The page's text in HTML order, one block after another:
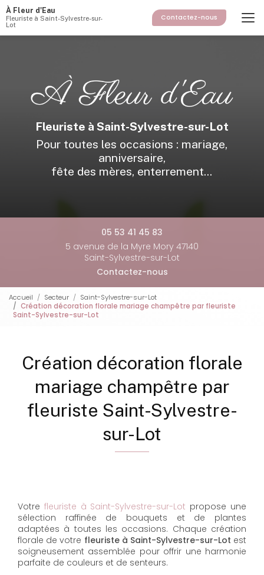
Aller
au
contenu
principal
À Fleur d'Eau
Fleuriste à Saint-Sylvestre-sur-
Lot
Contactez-nous
Fleuriste à Saint-Sylvestre-sur-Lot
Pour toutes les occasions : mariage,
anniversaire,
fête des mères, enterrement...
05 53 41 45 83
5 avenue de la Myre Mory 47140
Saint-Sylvestre-sur-Lot
Contactez-nous
Accueil Secteur
Saint-Sylvestre-sur-Lot
Création décoration florale mariage champêtre par fleuriste
Saint-Sylvestre-sur-Lot
Création décoration florale
mariage champêtre par
fleuriste Saint-Sylvestre-
sur-Lot
Votre fleuriste à Saint-Sylvestre-sur-Lot propose une
sélection raffinée de bouquets et de plantes
adaptées à toutes les occasions. Chaque création
florale de votre fleuriste à Saint-Sylvestre-sur-Lot est
soigneusement assemblée pour offrir une harmonie
parfaite de couleurs et de senteurs.